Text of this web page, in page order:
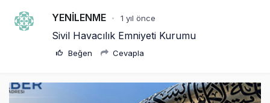
YENİLENME • 1 yıl önce
Sivil Havacılık Emniyeti Kurumu
Beğen Cevapla